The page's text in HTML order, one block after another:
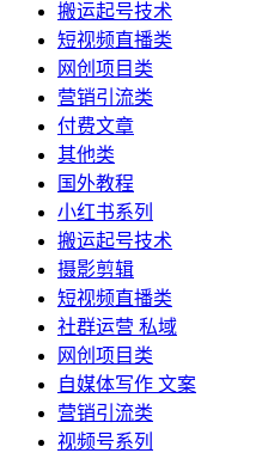
搬运起号技术
短视频直播类
网创项目类
营销引流类
付费文章
其他类
国外教程
小红书系列
搬运起号技术
摄影剪辑
短视频直播类
社群运营 私域
网创项目类
自媒体写作 文案
营销引流类
视频号系列